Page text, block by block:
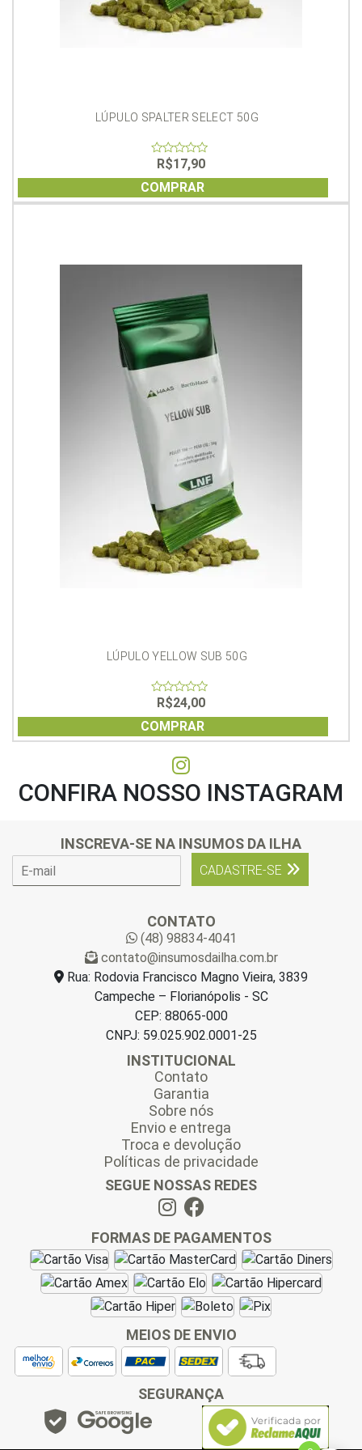
LÚPULO SPALTER SELECT 50G
out
of
5
R$17,90
COMPRAR
LÚPULO YELLOW SUB 50G
of
5
R$24,00
COMPRAR
CONFIRA NOSSO INSTAGRAM
INSCREVA-SE NA INSUMOS DA ILHA
CADASTRE-SE
CONTATO
(48) 98834-4041
contato@insumosdailha.com.br
Rua: Rodovia Francisco Magno Vieira, 3839
Campeche – Florianópolis - SC
CEP: 88065-000
CNPJ: 59.025.902.0001-25
INSTITUCIONAL
Contato
Garantia
Sobre nós
Envio e entrega
Troca e devolução
Políticas de privacidade
SEGUE NOSSAS REDES
FORMAS DE PAGAMENTOS
MEIOS DE ENVIO
SEGURANÇA